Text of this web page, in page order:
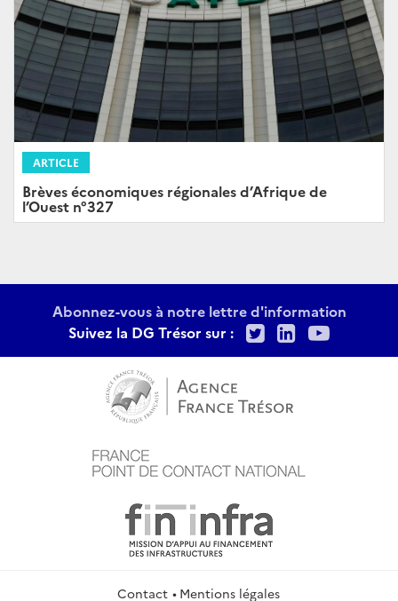
ARTICLE
Brèves économiques régionales d’Afrique de
l’Ouest n°327
Abonnez-vous à notre lettre d'information
Suivez la DG Trésor sur :
TwitterLinkedIn
Contact Mentions légales